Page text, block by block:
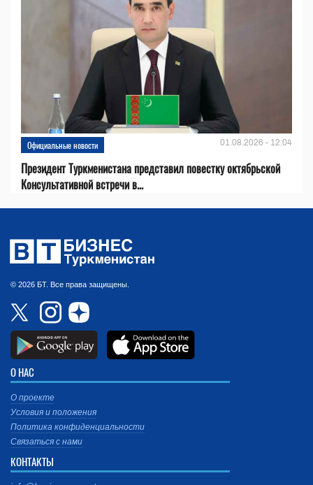
Официальные новости 01.08.2026 - 12:04
Президент Туркменистана представил повестку октябрьской
Консультативной встречи в...
© 2026 БТ. Все права защищены.
О НАС
О проекте
Условия и положения
Политика конфиденциальности
Связаться с нами
КОНТАКТЫ